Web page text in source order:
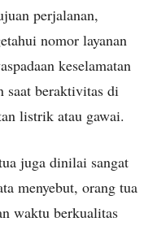
perjalanan,
nomor layanan
keselamatan
saat beraktivitas di
listrik atau gawai.
juga dinilai sangat
menyebut, orang tua
waktu berkualitas